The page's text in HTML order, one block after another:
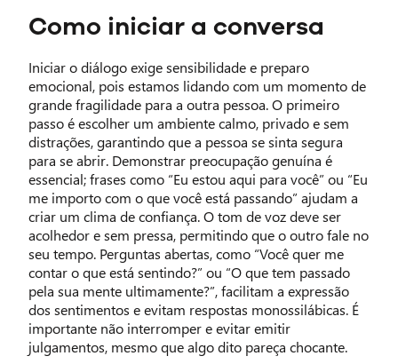
Como iniciar a conversa
Iniciar o diálogo exige sensibilidade e preparo
emocional, pois estamos lidando com um momento de
grande fragilidade para a outra pessoa. O primeiro
passo é escolher um ambiente calmo, privado e sem
distrações, garantindo que a pessoa se sinta segura
para se abrir. Demonstrar preocupação genuína é
essencial; frases como “Eu estou aqui para você” ou “Eu
me importo com o que você está passando” ajudam a
criar um clima de confiança. O tom de voz deve ser
acolhedor e sem pressa, permitindo que o outro fale no
seu tempo. Perguntas abertas, como “Você quer me
contar o que está sentindo?” ou “O que tem passado
pela sua mente ultimamente?”, facilitam a expressão
dos sentimentos e evitam respostas monossilábicas. É
importante não interromper e evitar emitir
julgamentos, mesmo que algo dito pareça chocante.